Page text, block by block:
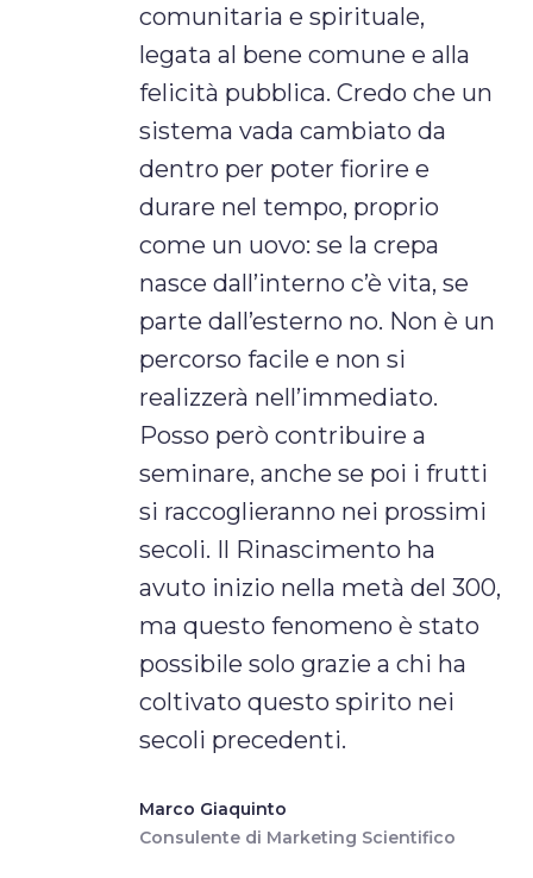
comunitaria e spirituale,
legata al bene comune e alla
felicità pubblica. Credo che un
sistema vada cambiato da
dentro per poter fiorire e
durare nel tempo, proprio
come un uovo: se la crepa
nasce dall’interno c’è vita, se
parte dall’esterno no. Non è un
percorso facile e non si
realizzerà nell’immediato.
Posso però contribuire a
seminare, anche se poi i frutti
si raccoglieranno nei prossimi
secoli. Il Rinascimento ha
avuto inizio nella metà del 300,
ma questo fenomeno è stato
possibile solo grazie a chi ha
coltivato questo spirito nei
secoli precedenti.
Marco Giaquinto
Consulente di Marketing Scientifico